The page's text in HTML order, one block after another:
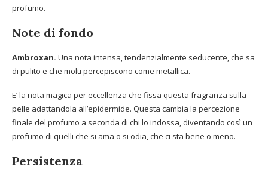
profumo.
Note di fondo
Ambroxan. Una nota intensa, tendenzialmente seducente, che sa
di pulito e che molti percepiscono come metallica.
E’ la nota magica per eccellenza che fissa questa fragranza sulla
pelle adattandola all’epidermide. Questa cambia la percezione
finale del profumo a seconda di chi lo indossa, diventando così un
profumo di quelli che si ama o si odia, che ci sta bene o meno.
Persistenza